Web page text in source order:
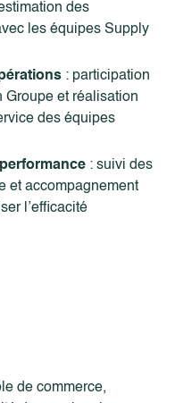
des
les équipes Supply
: participation
Groupe et réalisation
des équipes
: suivi des
et accompagnement
l’efficacité
de commerce,